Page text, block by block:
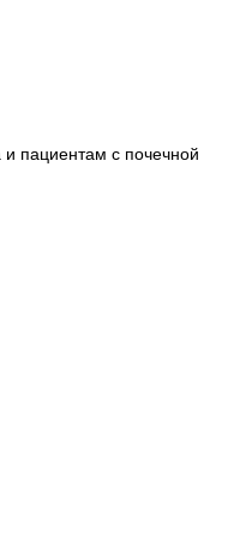
и пациентам с почечной